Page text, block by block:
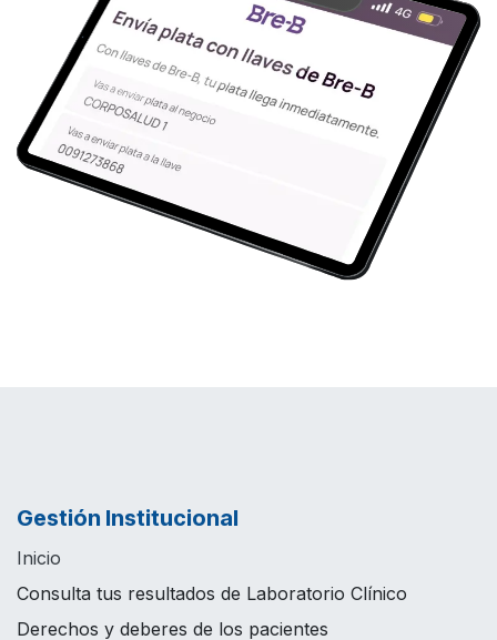
Gestión Institucional
Inicio
Consulta tus resultados de Laboratorio Clínico
Derechos y deberes de los pacientes